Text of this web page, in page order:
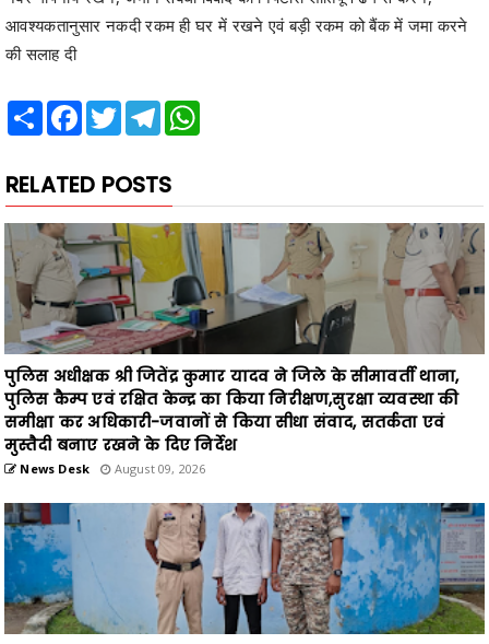
आवश्यकतानुसार नकदी रकम ही घर में रखने एवं बड़ी रकम को बैंक में जमा करने
की सलाह दी
Share Facebook
Twitter Telegram
RELATED POSTS
पुलिस अधीक्षक श्री जितेंद्र कुमार यादव ने जिले के सीमावर्ती थाना,
पुलिस कैम्प एवं रक्षित केन्द्र का किया निरीक्षण,सुरक्षा व्यवस्था की
समीक्षा कर अधिकारी-जवानों से किया सीधा संवाद, सतर्कता एवं
मुस्तैदी बनाए रखने के दिए निर्देश
News Desk August 09, 2026